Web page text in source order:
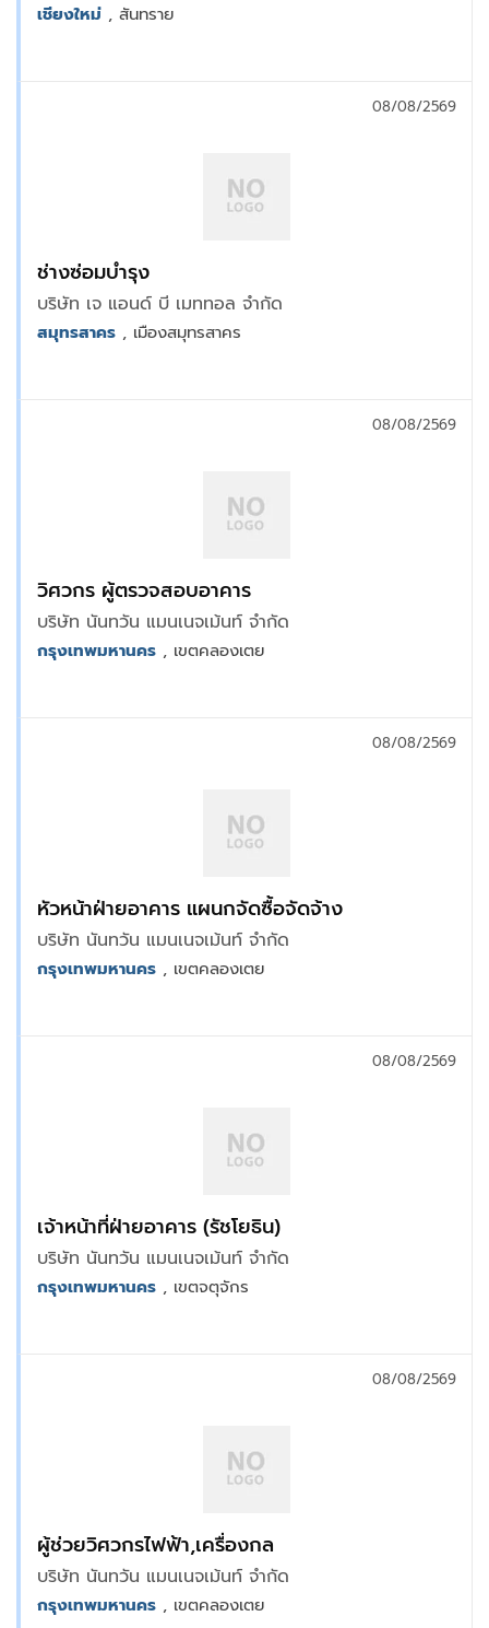
เชียงใหม่ , สันทราย
ช่างซ่อมบำรุง
บริษัท เจ แอนด์ บี เมททอล จำกัด
08/08/2569
สมุทรสาคร , เมืองสมุทรสาคร
วิศวกร ผู้ตรวจสอบอาคาร
บริษัท นันทวัน แมนเนจเม้นท์ จำกัด
08/08/2569
กรุงเทพมหานคร , เขตคลองเตย
หัวหน้าฝ่ายอาคาร แผนกจัดซื้อจัดจ้าง
บริษัท นันทวัน แมนเนจเม้นท์ จำกัด
08/08/2569
กรุงเทพมหานคร , เขตคลองเตย
เจ้าหน้าที่ฝ่ายอาคาร (รัชโยธิน)
บริษัท นันทวัน แมนเนจเม้นท์ จำกัด
08/08/2569
กรุงเทพมหานคร , เขตจตุจักร
ผู้ช่วยวิศวกรไฟฟ้า,เครื่องกล
บริษัท นันทวัน แมนเนจเม้นท์ จำกัด
08/08/2569
กรุงเทพมหานคร , เขตคลองเตย